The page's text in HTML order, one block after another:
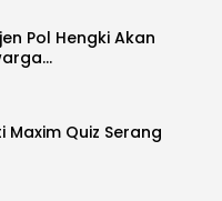
Pol Hengki Akan
Maxim Quiz Serang